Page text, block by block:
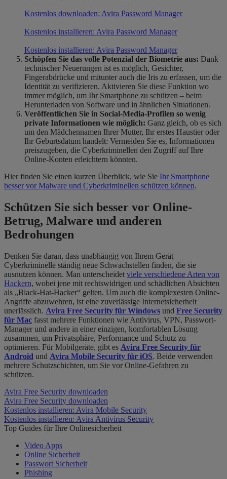
Kostenlos downloaden: Avira Password Manager
Kostenlos installieren: Avira Password Manager
Kostenlos installieren: Avira Password Manager
Schöpfen Sie das volle Potenzial der Biometrie aus: Dank
technischer Neuerungen ist es möglich, Gesichter,
Fingerabdrücke und mitunter auch die Iris zu erfassen, um die
Identität zu verifizieren. Aktivieren Sie diese Funktion wo
immer möglich, um Ihr Smartphone zu schützen – beim
Herunterladen von Software und in ähnlichen Situationen.
Veröffentlichen Sie in Social-Media-Profilen so wenig
private Informationen wie möglich: Ganz gleich, ob es sich
um den Mädchennamen Ihrer Mutter, Ihr erstes Haustier oder
Ihr Geburtsdatum handelt: Vermeiden Sie es, Informationen
preiszugeben, die Cyberkriminellen den Zugriff auf Ihre
Online-Konten erleichtern könnten.
Hier finden Sie einen kurzen Überblick, wie Sie Ihr Smartphone
besser vor Malware und Cyberkriminellen schützen können.
Schützen Sie sich besser vor Online-
Betrug, Malware und anderen
Bedrohungen
Denken Sie daran, dass unabhängig von Ihrem Gerät
Cyberkriminelle ständig neue Schwachstellen finden, die sie
ausnutzen können. Man unterscheidet viele verschiedene Arten von
Hackern, wobei jene mit rechtswidrigen und schädlichen Absichten
als „Black-Hat-Hacker“ gelten. Um auch die komplexesten Online-
Angriffe abzuwehren, ist eine zuverlässige Internetsicherheit
unerlässlich. Avira Free Security für Windows und Free Security
für Mac fasst mehrere Funktionen wie Antivirus, VPN, Passwort-
Manager und andere in einer einzigen, komfortablen Lösung
zusammen, um Privatsphäre, Performance und Schutz zu
optimieren. Für Mobilgeräte, gibt es Avira Free Security für
Android und Avira Mobile Security für iOS. Beide verwenden
mehrere Schutzschichten, um Sie vor Online-Gefahren zu
schützen.
Avira Free Security downloaden
Avira Free Security downloaden
Kostenlos installieren: Avira Mobile Security
Kostenlos installieren: Avira Antivirus Security
Top Guides für Ihre Onlinesicherheit
Video Apps
Online Sicherheit
Passwort Sicherheit
Phishing